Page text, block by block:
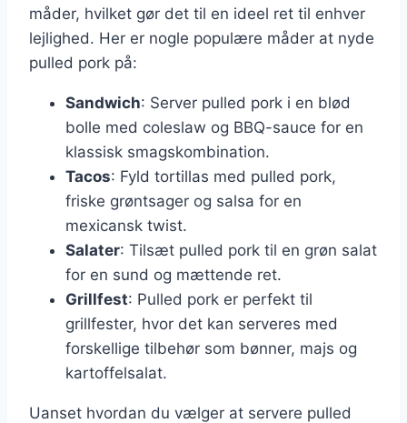
måder, hvilket gør det til en ideel ret til enhver
lejlighed. Her er nogle populære måder at nyde
pulled pork på:
Sandwich: Server pulled pork i en blød
bolle med coleslaw og BBQ-sauce for en
klassisk smagskombination.
Tacos: Fyld tortillas med pulled pork,
friske grøntsager og salsa for en
mexicansk twist.
Salater: Tilsæt pulled pork til en grøn salat
for en sund og mættende ret.
Grillfest: Pulled pork er perfekt til
grillfester, hvor det kan serveres med
forskellige tilbehør som bønner, majs og
kartoffelsalat.
Uanset hvordan du vælger at servere pulled